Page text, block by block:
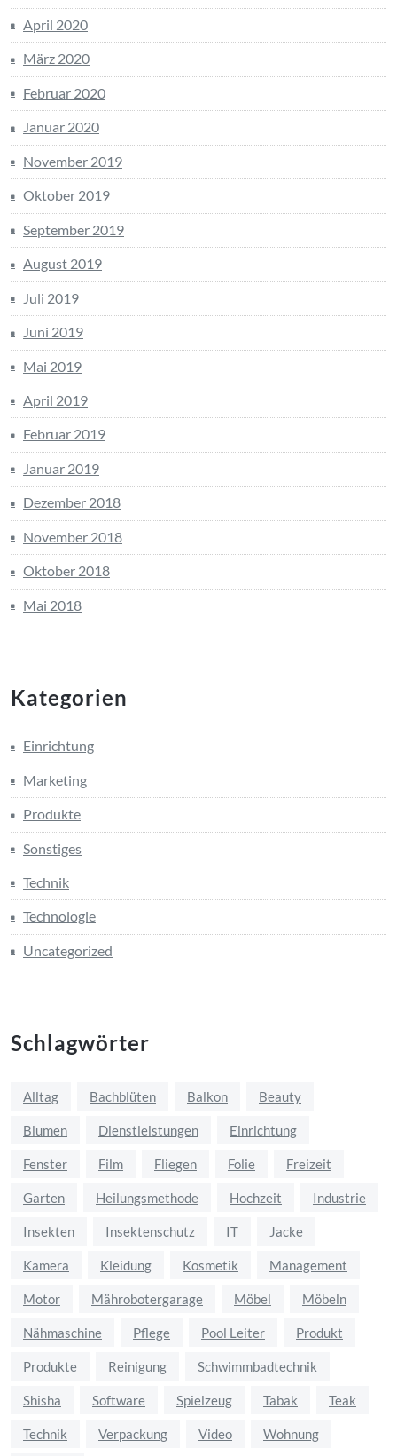
April 2020
März 2020
Februar 2020
Januar 2020
November 2019
Oktober 2019
September 2019
August 2019
Juli 2019
Juni 2019
Mai 2019
April 2019
Februar 2019
Januar 2019
Dezember 2018
November 2018
Oktober 2018
Mai 2018
Kategorien
Einrichtung
Marketing
Produkte
Sonstiges
Technik
Technologie
Uncategorized
Schlagwörter
Alltag Bachblüten Balkon Beauty
Blumen Dienstleistungen Einrichtung
Fenster Film Fliegen Folie Freizeit
Garten Heilungsmethode Hochzeit Industrie
Insekten Insektenschutz IT Jacke
Kamera Kleidung Kosmetik Management
Motor Mährobotergarage Möbel Möbeln
Nähmaschine Pflege Pool Leiter Produkt
Produkte Reinigung Schwimmbadtechnik
Shisha Software Spielzeug Tabak Teak
Technik Verpackung Video Wohnung